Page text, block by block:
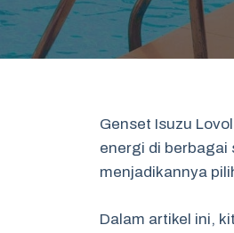
Genset Isuzu
energi di berbagai
menjadikannya
Dalam artikel ini,